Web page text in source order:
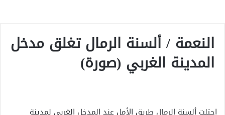
النعمة / ألسنة الرمال تغلق مدخل
المدينة الغربي (صورة)
إحتلت ألسنة الرمال طريق الأمل عند المدخل الغربي لمدينة